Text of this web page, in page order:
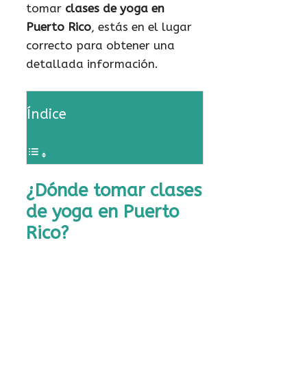
tomar clases de yoga en
Puerto Rico, estás en el lugar
correcto para obtener una
detallada información.
Índice
¿Dónde tomar clases
de yoga en Puerto
Rico?